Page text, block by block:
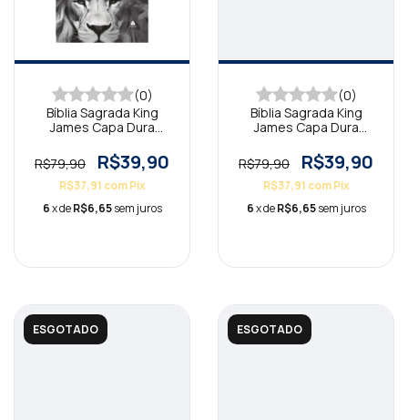
(0)
Bíblia Sagrada King
James Capa Dura
KJA
R$79,90 R$39,90
R$37,91 com Pix
6x deR$6,65 sem juros
(0)
Bíblia Sagrada King
James Capa Dura
R$79,90
R$39,90
R$37,91 com Pix
6x deR$6,65 sem juros
ESGOTADO ESGOTADO